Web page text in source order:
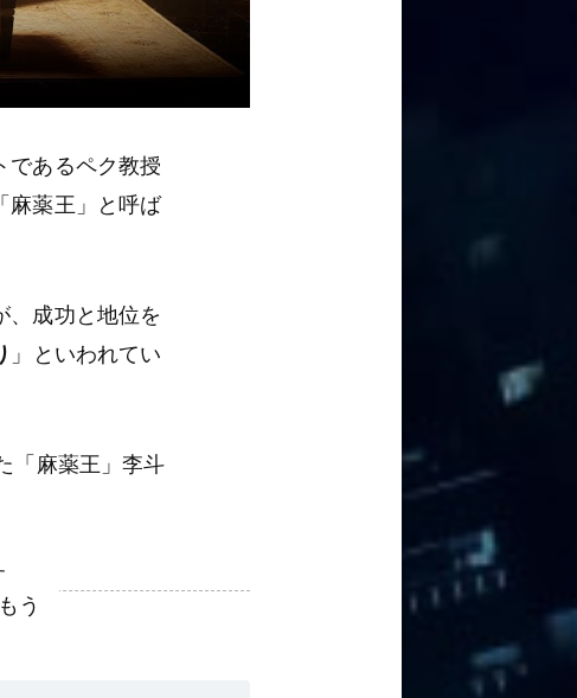
であるペク教授
麻薬王」と呼ば
、成功と地位を
」といわれてい
「麻薬王」李斗
う